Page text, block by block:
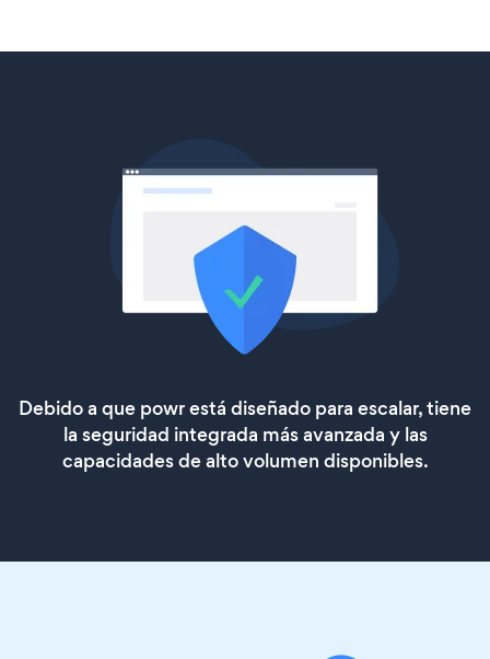
Debido a que powr está diseñado para escalar, tiene
la seguridad integrada más avanzada y las
capacidades de alto volumen disponibles.